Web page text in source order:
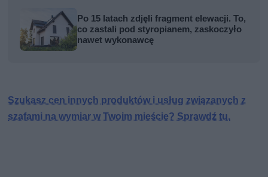
Po 15 latach zdjęli fragment elewacji. To,
co zastali pod styropianem, zaskoczyło
nawet wykonawcę
Szukasz cen innych produktów i usług związanych z
szafami na wymiar w Twoim mieście? Sprawdź tu.